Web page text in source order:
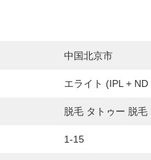
中国北京市
エライト (IPL + ND
脱毛 タトゥー 脱毛
1-15